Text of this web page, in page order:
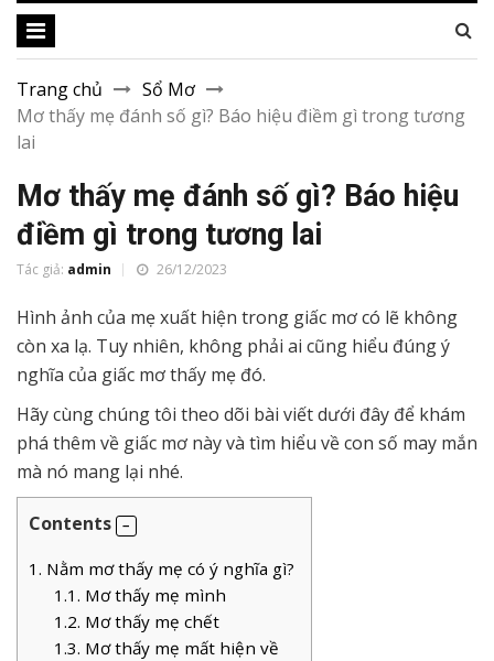
Trang chủ
Sổ Mơ
Mơ thấy mẹ đánh số gì? Báo hiệu điềm gì trong tương
lai
Mơ thấy mẹ đánh số gì? Báo hiệu
điềm gì trong tương lai
Tác giả: admin 26/12/2023
Hình ảnh của mẹ xuất hiện trong giấc mơ có lẽ không
còn xa lạ. Tuy nhiên, không phải ai cũng hiểu đúng ý
nghĩa của giấc mơ thấy mẹ đó.
Hãy cùng chúng tôi theo dõi bài viết dưới đây để khám
phá thêm về giấc mơ này và tìm hiểu về con số may mắn
mà nó mang lại nhé.
Contents
1. Nằm mơ thấy mẹ có ý nghĩa gì?
1.1. Mơ thấy mẹ mình
1.2. Mơ thấy mẹ chết
1.3. Mơ thấy mẹ mất hiện về